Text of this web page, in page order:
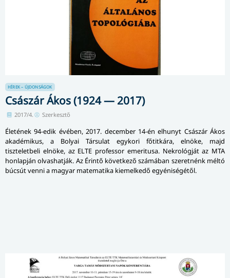
HÍREK – ÚJDONSÁGOK
Császár Ákos (1924 — 2017)
2017/4. Szerkesztő
Életének 94-edik évében, 2017. december 14-én elhunyt Császár Ákos
akadémikus, a Bolyai Társulat egykori főtitkára, elnöke, majd
tiszteletbeli elnöke, az ELTE professor emeritusa. Nekrológját az MTA
honlapján olvashatják. Az Érintő következő számában szeretnénk méltó
búcsút venni a magyar matematika kiemelkedő egyéniségétől.